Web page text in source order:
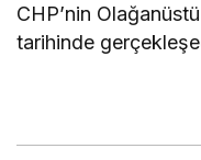
CHP’nin
tarihinde